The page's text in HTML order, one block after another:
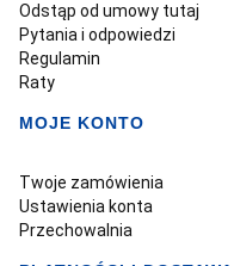
Odstąp od umowy tutaj
Pytania i odpowiedzi
Regulamin
Raty
MOJE KONTO
Twoje zamówienia
Ustawienia konta
Przechowalnia